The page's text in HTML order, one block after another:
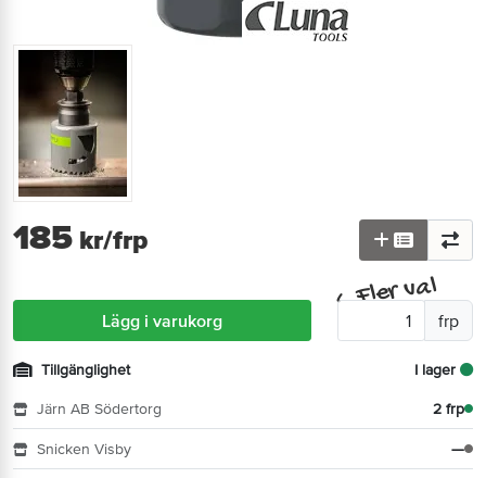
185 kr/frp
^Fler val
Lägg i varukorg frp
Tillgänglighet I lager
Järn AB Södertorg 2 frp
Snicken Visby —